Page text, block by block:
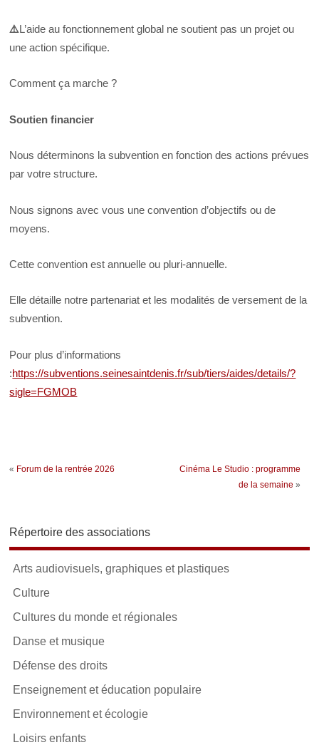
⚠L’aide au fonctionnement global ne soutient pas un projet ou
une action spécifique.
Comment ça marche ?
Soutien financier
Nous déterminons la subvention en fonction des actions prévues
par votre structure.
Nous signons avec vous une convention d’objectifs ou de
moyens.
Cette convention est annuelle ou pluri-annuelle.
Elle détaille notre partenariat et les modalités de versement de la
subvention.
Pour plus d’informations
:https://subventions.seinesaintdenis.fr/sub/tiers/aides/details/?
sigle=FGMOB
« Forum de la rentrée 2026
Cinéma Le Studio : programme
de la semaine »
Répertoire des associations
Arts audiovisuels, graphiques et plastiques
Culture
Cultures du monde et régionales
Danse et musique
Défense des droits
Enseignement et éducation populaire
Environnement et écologie
Loisirs enfants